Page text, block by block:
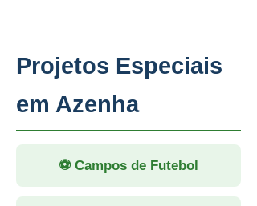
Projetos Especiais
em Azenha
⚽ Campos de Futebol